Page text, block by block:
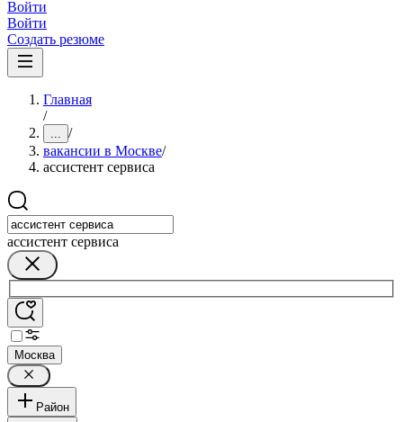
Войти
Войти
Создать резюме
Главная
/
... /
вакансии в Москве/
ассистент сервиса
ассистент сервиса
Москва
Район